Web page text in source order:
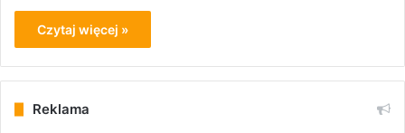
Czytaj więcej »
Reklama